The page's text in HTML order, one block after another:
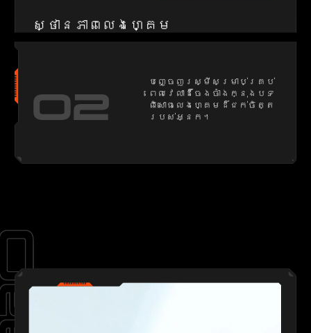
ស្ថានភាពលេងហ្គេម
02
បញ្ចេញរស្មីសម្រាប់គ្រប់
ពេលវេលាដ៏ចែងចាំងក្នុងបទ
ពិសោធលេងហ្គេមដ៏ជក់ចិត្ត
របស់អ្នក។